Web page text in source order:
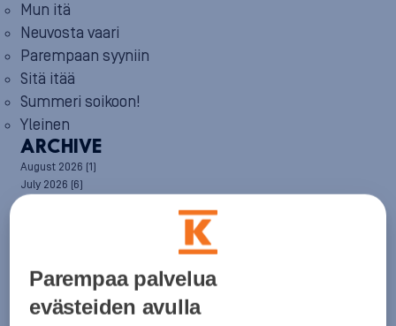
Mun itä
Neuvosta vaari
Parempaan syyniin
Sitä itää
Summeri soikoon!
Yleinen
ARCHIVE
August 2026 (1)
July 2026 (6)
February 2026(5)
January 2026(6)
December 2025 (8)
Parempaa palvelua
evästeiden avulla